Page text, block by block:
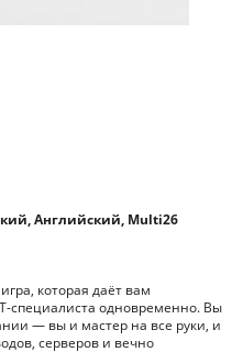
Английский, Multi26
которая даёт вам
специалиста одновременно. Вы
— вы и мастер на все руки, и
серверов и вечно